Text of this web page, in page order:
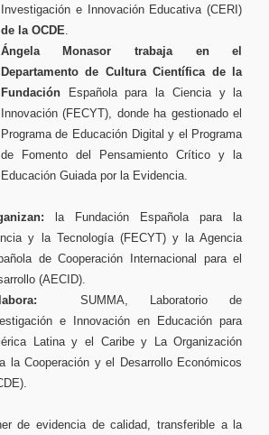
Investigación e Innovación Educativa (CERI)
de la OCDE
Ángela Monasor trabaja en el
Departamento de Cultura Científica de la
Fundación
Española para la Ciencia y la
Innovación (FECYT), donde ha gestionado el
Programa de Educación Digital y el Programa
de Fomento del Pensamiento Crítico y la
Educación Guiada por la Evidencia.
la Fundación Española para la
y la Tecnología (FECYT) y la Agencia
de Cooperación Internacional para el
(AECID).
SUMMA, Laboratorio de
e Innovación en Educación para
Latina y el Caribe y La Organización
la Cooperación y el Desarrollo Económicos
de evidencia de calidad, transferible a la